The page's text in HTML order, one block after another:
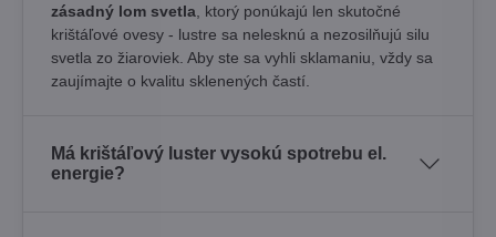
zásadný lom svetla , ktorý ponúkajú len skutočné
krištáľové ovesy - lustre sa nelesknú a nezosilňujú silu
svetla zo žiaroviek. Aby ste sa vyhli sklamaniu, vždy sa
zaujímajte o kvalitu sklenených častí.
Má krištáľový luster vysokú spotrebu el.
energie?